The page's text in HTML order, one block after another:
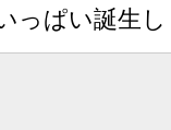
っぱい誕生